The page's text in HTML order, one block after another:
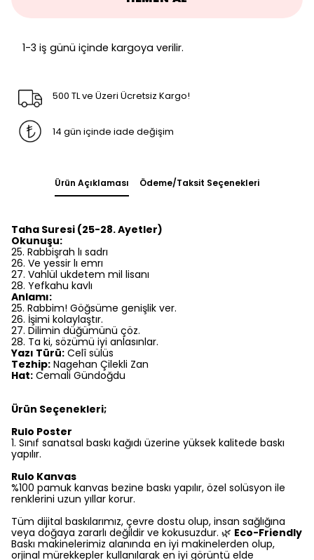
1-3 iş günü içinde kargoya verilir.
500 TL ve Üzeri Ücretsiz Kargo!
14 gün içinde iade değişim
Ürün Açıklaması Ödeme/Taksit Seçenekleri
Taha Suresi (25-28. Ayetler)
Okunuşu:
25. Rabbişrah lı sadrı
26. Ve yessir lı emrı
27. Vahlül ukdetem mil lisanı
28. Yefkahu kavlı
Anlamı:
25. Rabbim! Göğsüme genişlik ver.
26. İşimi kolaylaştır.
27. Dilimin düğümünü çöz.
28. Ta ki, sözümü iyi anlasınlar.
Yazı Türü: Celî sülüs
Tezhip: Nagehan Çilekli Zan
Hat: Cemali Gündoğdu
Ürün Seçenekleri;
Rulo Poster
1.⁠ ⁠Sınıf sanatsal baskı kağıdı üzerine yüksek kalitede baskı
yapılır.
Rulo Kanvas
%100 pamuk kanvas bezine baskı yapılır, özel solüsyon ile
renklerini uzun yıllar korur.
Tüm dijital baskılarımız, çevre dostu olup, insan sağlığına
veya doğaya zararlı değildir ve kokusuzdur. 🌿 Eco-Friendly
Baskı makinelerimiz alanında en iyi makinelerden olup,
orjinal mürekkepler kullanılarak en iyi görüntü elde